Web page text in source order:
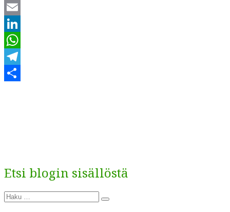
Twitter
Email
LinkedIn
WhatsApp
Telegram
Etsi blogin sisällöstä
Etsi:
Haku